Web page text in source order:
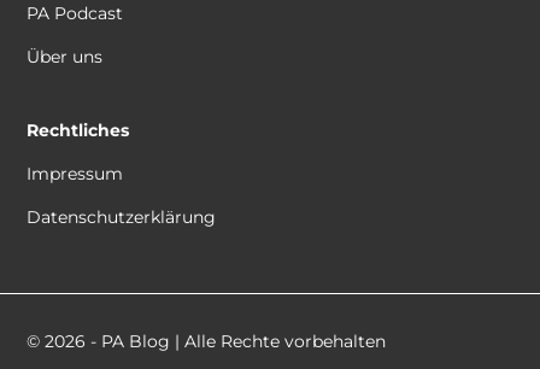
PA Podcast
Über uns
Rechtliches
Impressum
Datenschutzerklärung
© 2026 - PA Blog | Alle Rechte vorbehalten